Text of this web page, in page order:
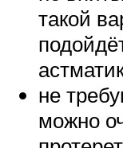
такой
не
можно